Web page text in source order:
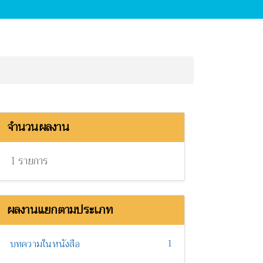
จำนวนผลงาน
1 รายการ
ผลงานแยกตามประเภท
บทความในหนังสือ 1